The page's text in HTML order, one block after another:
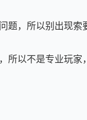
题，所以别出现索
所以不是专业玩家